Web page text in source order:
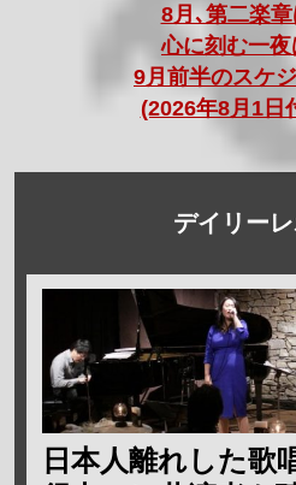
8月､第二楽
心に刻む一
9月前半のスケ
(2026年8月1日
デイリー
日本人離れした歌